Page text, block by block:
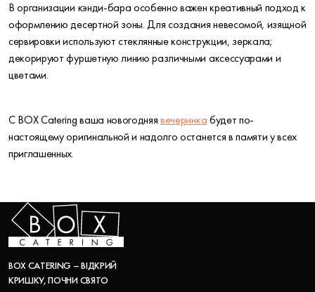
В организации кэнди-бара особенно важен креативный подход к
оформлению десертной зоны. Для создания невесомой, изящной
сервировки используют стеклянные конструкции, зеркала;
декорируют фуршетную линию различными аксессуарами и
цветами.
С BOX Catering ваша новогодняявечеринка будет по-
настоящему оригинальной и надолго останется в памяти у всех
приглашенных.
BOX CATERING – ВІДКРИЙ
КРИШКУ, ПОЧНИ СВЯТО